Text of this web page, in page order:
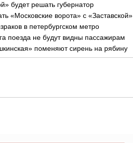
будет решать губернатор
«Московские ворота» с «Заставской»
в петербургском метро
поезда не будут видны пассажирам
поменяют сирень на рябину